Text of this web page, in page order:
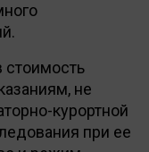
не
курортной
при ее